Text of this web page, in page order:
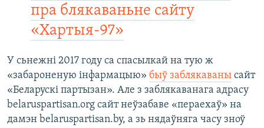
пра блякаваньне сайту
«Хартыя-97»
У сьнежні 2017 году са спасылкай на тую ж
«забароненую інфармацыю» быў заблякаваны сайт
«Беларускі партызан». Але з заблякаванага адрасу
belaruspartisan.org сайт неўзабаве «пераехаў» на
дамэн belaruspartisan.by, а зь нядаўняга часу зноў